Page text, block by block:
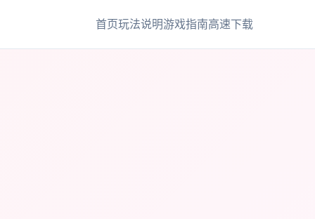
首页玩法说明游戏指南高速下载